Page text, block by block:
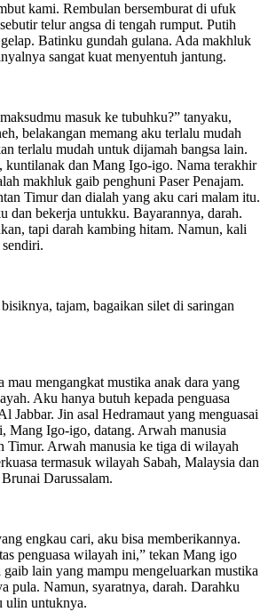
kami. Rembulan bersemburat di ufuk
telur angsa di tengah rumput. Putih
Batinku gundah gulana. Ada makhluk
sangat kuat menyentuh jantung.
masuk ke tubuhku?” tanyaku,
belakangan memang aku terlalu mudah
terlalu mudah untuk dijamah bangsa lain.
kuntilanak dan Mang Igo-igo. Nama terakhir
makhluk gaib penghuni Paser Penajam.
Timur dan dialah yang aku cari malam itu.
dan bekerja untukku. Bayarannya, darah.
tapi darah kambing hitam. Namun, kali
tajam, bagaikan silet di saringan
mau mengangkat mustika anak dara yang
Aku hanya butuh kepada penguasa
Jabbar. Jin asal Hedramaut yang menguasai
Mang Igo-igo, datang. Arwah manusia
Timur. Arwah manusia ke tiga di wilayah
termasuk wilayah Sabah, Malaysia dan
Darussalam.
engkau cari, aku bisa memberikannya.
penguasa wilayah ini,” tekan Mang igo
lain yang mampu mengeluarkan mustika
pula. Namun, syaratnya, darah. Darahku
ulin untuknya.